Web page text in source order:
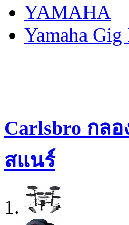
YAMAHA
Yamaha
Carlsbro กล
สแนร์